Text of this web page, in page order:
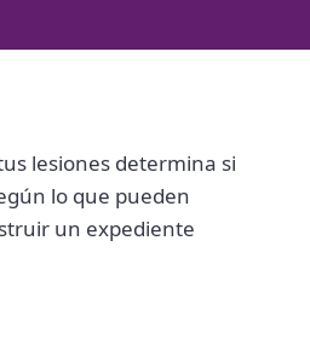
lesiones determina si
lo que pueden
un expediente